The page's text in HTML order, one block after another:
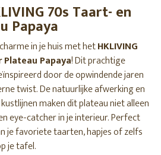
70s Taart- en
Papaya
in je huis met hetHKLIVING
Papaya! Dit prachtige
door de opwindende jaren
twist. De natuurlijke afwerking en
maken dit plateau niet alleen
eye-catcher in je interieur. Perfect
je favoriete taarten, hapjes of zelfs
je tafel.